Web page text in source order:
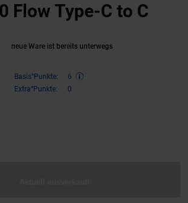
Flow Type-C to C
neue Ware ist bereits unterwegs
Basis°Punkte:
6
Extra°Punkte:
0